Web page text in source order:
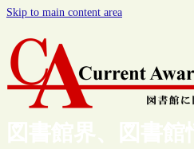
Skip to main content area
図書館界、図書